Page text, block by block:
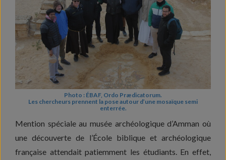
Photo : ÉBAF, Ordo Prædicatorum.
Les chercheurs prennent la pose autour d’une mosaïque semi
enterrée.
Mention spéciale au musée archéologique d’Amman où
une découverte de l’École biblique et archéologique
française attendait patiemment les étudiants. En effet,